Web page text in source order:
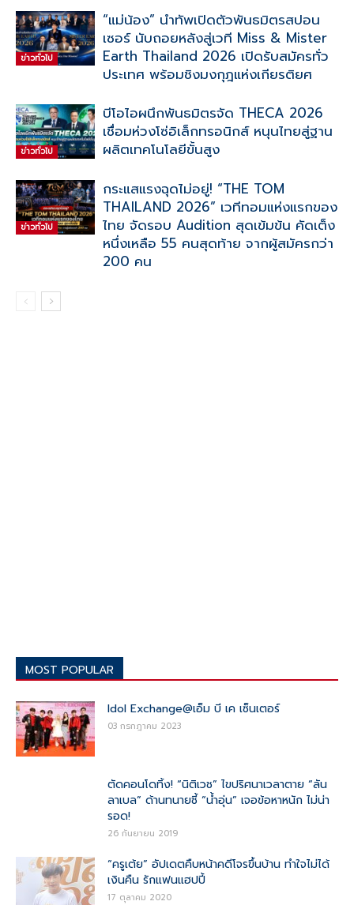
ข่าวทั่วไป
“แม่น้อง” นำทัพเปิดตัวพันธมิตรสปอน
เซอร์ นับถอยหลังสู่เวที Miss & Mister
Earth Thailand 2026 เปิดรับสมัครทั่ว
ประเทศ พร้อมชิงมงกุฎแห่งเกียรติยศ
ข่าวทั่วไป
บีโอไอผนึกพันธมิตรจัด THECA 2026
เชื่อมห่วงโซ่อิเล็กทรอนิกส์ หนุนไทยสู่ฐาน
ผลิตเทคโนโลยีขั้นสูง
ข่าวทั่วไป
กระแสแรงฉุดไม่อยู่! “THE TOM
THAILAND 2026” เวทีทอมแห่งแรกของ
ไทย จัดรอบ Audition สุดเข้มข้น คัดเต็ง
หนึ่งเหลือ 55 คนสุดท้าย จากผู้สมัครกว่า
200 คน
MOST POPULAR
Idol Exchange@เอ็ม บี เค เซ็นเตอร์
03 กรกฎาคม 2023
ตัดคอนโดทิ้ง! “นิติเวช” ไขปริศนาเวลาตาย “ลัน
ลาเบล” ด้านทนายชี้ “น้ำอุ่น” เจอข้อหาหนัก ไม่น่า
รอด!
26 กันยายน 2019
“ครูเต้ย” อัปเดตคืบหน้าคดีโจรขึ้นบ้าน ทำใจไม่ได้
เงินคืน รักแฟนแฮปปี้
17 ตุลาคม 2020